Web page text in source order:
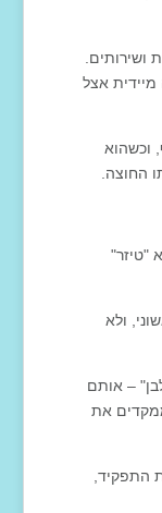
ושירותים.
מיידית אצל
וכשהוא
החוצה.
"טיזר"
ולא
– אותם
את
התפקיד,